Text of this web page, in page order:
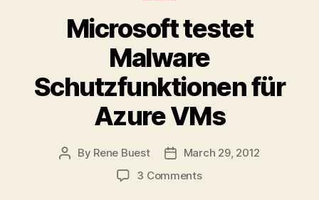
Microsoft testet
Malware
Schutzfunktionen für
Azure VMs
Post
By Rene Buest
PostMarch 29, 2012
3 Commentson